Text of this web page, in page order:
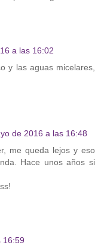
a las 16:02
y las aguas micelares,
de 2016 a las 16:48
me queda lejos y eso
Hace unos años si
16:59